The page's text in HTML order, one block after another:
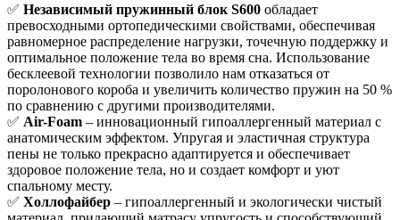
✅ Независимый пружинный блок S600 обладает
превосходными ортопедическими свойствами, обеспечивая
равномерное распределение нагрузки, точечную поддержку и
оптимальное положение тела во время сна. Использование
бесклеевой технологии позволило нам отказаться от
поролонового короба и увеличить количество пружин на 50 %
по сравнению с другими производителями.
✅ Air-Foam – инновационный гипоаллергенный материал с
анатомическим эффектом. Упругая и эластичная структура
пены не только прекрасно адаптируется и обеспечивает
здоровое положение тела, но и создает комфорт и уют
спальному месту.
✅ Холлофайбер – гипоаллергенный и экологически чистый